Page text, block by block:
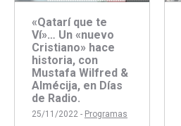
«Qatarí que te
Ví»… Un «nuevo
Cristiano» hace
historia, con
Mustafa Wilfred &
Almécija, en Días
de Radio.
25/11/2022 - Programas